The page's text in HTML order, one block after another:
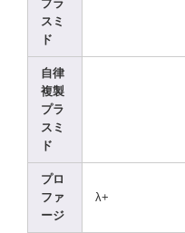
プラ
スミ
ド
自律
複製
プラ
スミ
ド
プロ
ファ
ージ
λ+